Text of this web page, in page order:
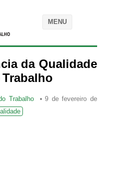
MENU
da Qualidade
Trabalho
9 de fevereiro de